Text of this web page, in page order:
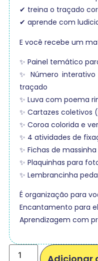
✔ treina o traçado
✔ aprende com
E você recebe um
✨ Painel temático
✨ Número
traçado
✨ Luva com poema
✨ Cartazes coletivos
✨ Coroa colorida e
✨ 4 atividades de
✨ Fichas de massinha
✨ Plaquinhas para
✨ Lembrancinha
É organização para
Encantamento para
Aprendizagem com